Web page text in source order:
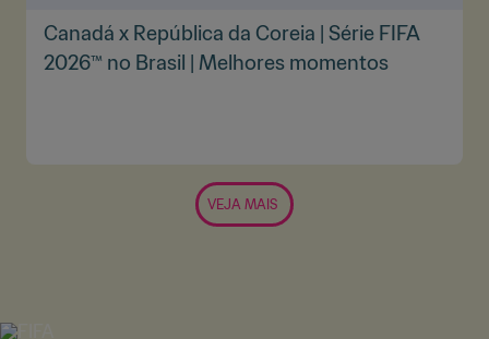
Canadá x República da Coreia | Série FIFA
2026™ no Brasil | Melhores momentos
VEJA MAIS